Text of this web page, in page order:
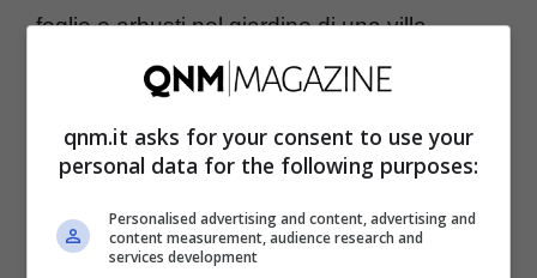
foglie e arbusti nel giardino di una villa
abbandonata non lontano dalla casa del
Solo in un secondo momento il giovane è
tornato sul luogo del delitto per mettere
ordine e ripulire la scena cancellando
qnm.it asks for your consent to use your
personal data for the following purposes:
Personalised advertising and content, advertising and
content measurement, audience research and
services development